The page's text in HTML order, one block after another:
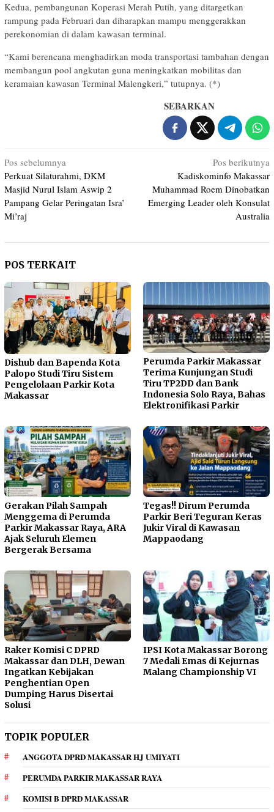
Kedua, pembangunan Koperasi Merah Putih, yang ditargetkan
rampung pada Februari dan diharapkan mampu menggerakkan
perekonomian di dalam kawasan terminal.
“Kami berencana menghadirkan moda transportasi tambahan dengan
membangun pool angkutan guna meningkatkan mobilitas dan
keramaian kawasan Terminal Malengkeri,” tutupnya. (*)
SEBARKAN
Navigasi
pos
Pos sebelumnya
Perkuat Silaturahmi, DKM
Masjid Nurul Islam Aswip 2
Pampang Gelar Peringatan Isra’
Mi’raj
Pos berikutnya
Kadiskominfo Makassar
Muhammad Roem Dinobatkan
Emerging Leader oleh Konsulat
Australia
POS TERKAIT
Dishub dan Bapenda Kota
Palopo Studi Tiru Sistem
Pengelolaan Parkir Kota
Makassar
Perumda Parkir Makassar
Terima Kunjungan Studi
Tiru TP2DD dan Bank
Indonesia Solo Raya, Bahas
Elektronifikasi Parkir
Gerakan Pilah Sampah
Menggema di Perumda
Parkir Makassar Raya, ARA
Ajak Seluruh Elemen
Bergerak Bersama
Tegas!! Dirum Perumda
Parkir Beri Teguran Keras
Jukir Viral di Kawasan
Mappaodang
Raker Komisi C DPRD
Makassar dan DLH, Dewan
Ingatkan Kebijakan
Penghentian Open
Dumping Harus Disertai
Solusi
IPSI Kota Makassar Borong
7 Medali Emas di Kejurnas
Malang Championship VI
TOPIK POPULER
ANGGOTA DPRD MAKASSAR HJ UMIYATI
PERUMDA PARKIR MAKASSAR RAYA
KOMISI B DPRD MAKASSAR